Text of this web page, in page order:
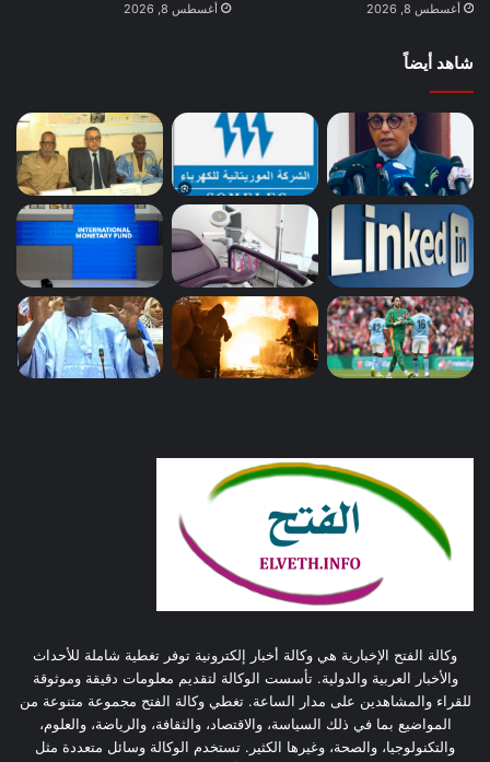
أغسطس 8, 2026 أغسطس 8, 2026
شاهد أيضاً
وكالة الفتح الإخبارية هي وكالة أخبار إلكترونية توفر تغطية شاملة للأحداث
والأخبار العربية والدولية. تأسست الوكالة لتقديم معلومات دقيقة وموثوقة
للقراء والمشاهدين على مدار الساعة. تغطي وكالة الفتح مجموعة متنوعة من
المواضيع بما في ذلك السياسة، والاقتصاد، والثقافة، والرياضة، والعلوم،
والتكنولوجيا، والصحة، وغيرها الكثير. تستخدم الوكالة وسائل متعددة مثل